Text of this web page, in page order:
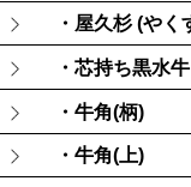
・屋久杉 (やく
・芯持ち黒水牛
・牛角(柄)
・牛角(上)